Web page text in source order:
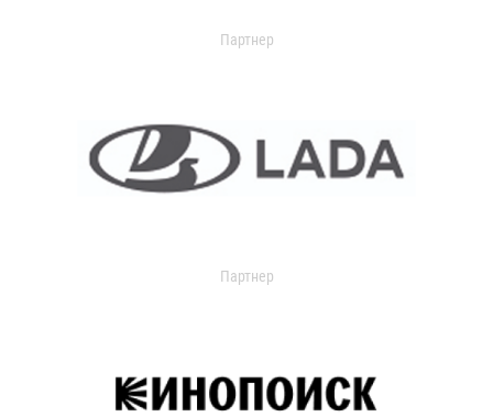
Партнер
Партнер